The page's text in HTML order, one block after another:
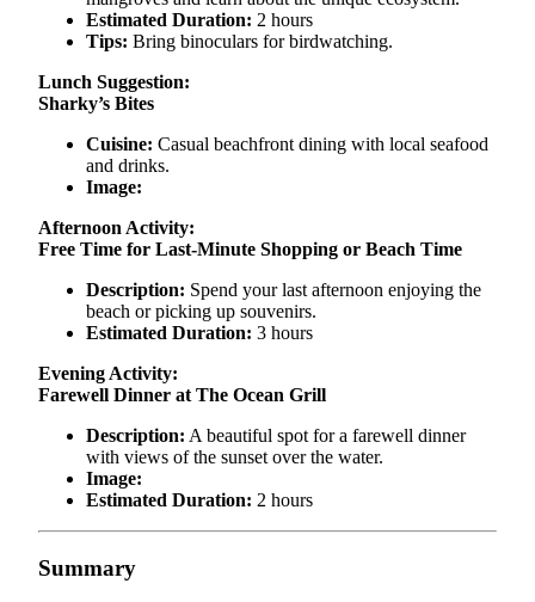
Estimated Duration: 2 hours
Tips: Bring binoculars for birdwatching.
Lunch Suggestion:
Sharky’s Bites
Cuisine: Casual beachfront dining with local seafood
and drinks.
Image:
Afternoon Activity:
Free Time for Last-Minute Shopping or Beach Time
Description: Spend your last afternoon enjoying the
beach or picking up souvenirs.
Estimated Duration: 3 hours
Evening Activity:
Farewell Dinner at The Ocean Grill
Description: A beautiful spot for a farewell dinner
with views of the sunset over the water.
Image:
Estimated Duration: 2 hours
Summary